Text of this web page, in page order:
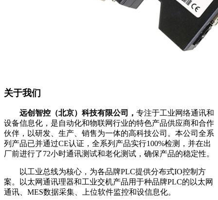
关于我们
远创智控 （北京）科技有限公司， 专注于工业网络通讯和
设备信息化，是自动化和物联网行业的特色产品供应商和合作
伙伴，以研发、生产、销售为一体的高科技公司。本公司全系
列产品已并通过CE认证，全系列产品实行100%检测，并在出
厂前进行了72小时通讯测试和老化测试，确保产品的稳定性。
以工业总线为核心，为各品牌PLC提供分布式IO控制方
案。以太网通讯理器和工业交机产品用于种品牌PLC的以太网
通讯、MES数据采集、上位软件监控和设信息化。